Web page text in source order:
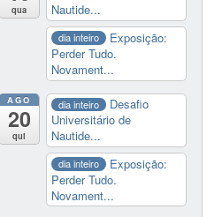
qua
Nautide...
dia inteiro
Exposição:
Perder Tudo.
Novament...
AGO
20
qui
dia inteiro
Desafio
Universitário de
Nautide...
dia inteiro
Exposição:
Perder Tudo.
Novament...